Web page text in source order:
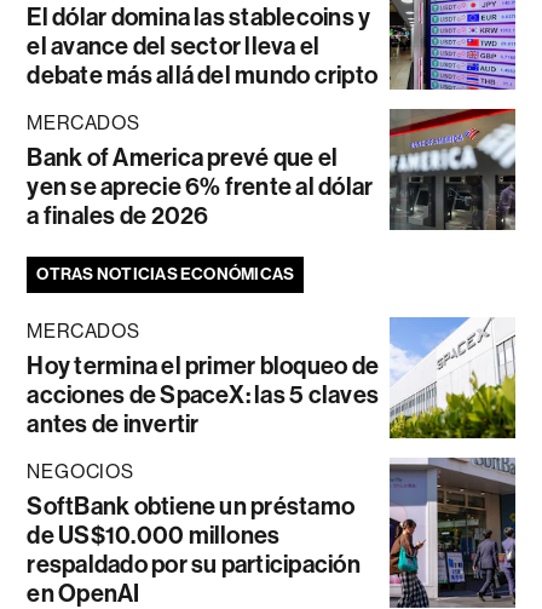
El dólar domina las stablecoins y
el avance del sector lleva el
debate más allá del mundo cripto
MERCADOS
Bank of America prevé que el
yen se aprecie 6% frente al dólar
a finales de 2026
OTRAS NOTICIAS ECONÓMICAS
MERCADOS
Hoy termina el primer bloqueo de
acciones de SpaceX: las 5 claves
antes de invertir
NEGOCIOS
SoftBank obtiene un préstamo
de US$10.000 millones
respaldado por su participación
en OpenAI